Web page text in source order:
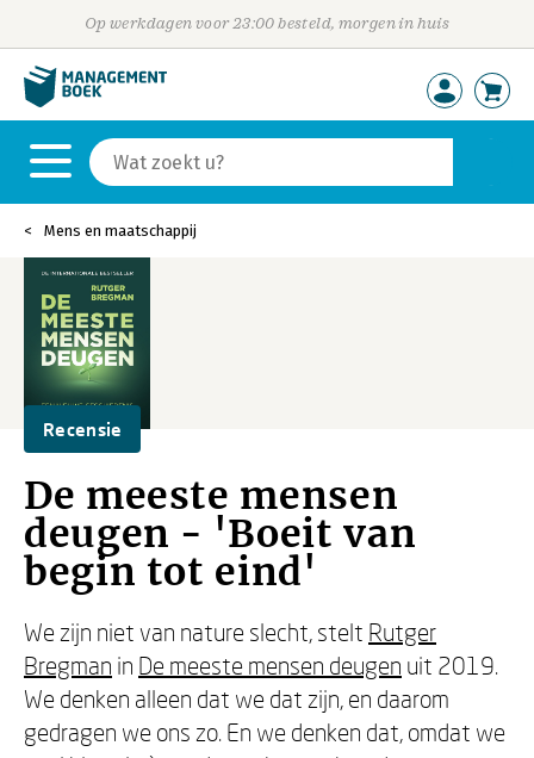
Op werkdagen voor 23:00 besteld, morgen in huis
Mens en maatschappij
Recensie
De meeste mensen
deugen - 'Boeit van
begin tot eind'
We zijn niet van nature slecht, stelt Rutger
Bregman in De meeste mensen deugen uit 2019.
We denken alleen dat we dat zijn, en daarom
gedragen we ons zo. En we denken dat, omdat we